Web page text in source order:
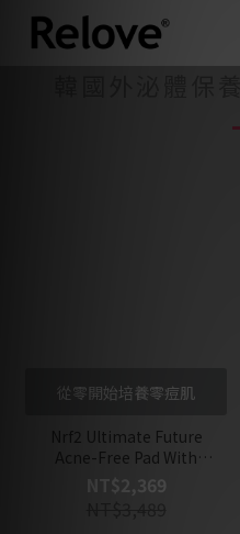
從零開始培養零痘肌
Nrf2 Ultimate Future
Acne-Free Pad With
Acne-free Concentrate
Set
NT$2,369